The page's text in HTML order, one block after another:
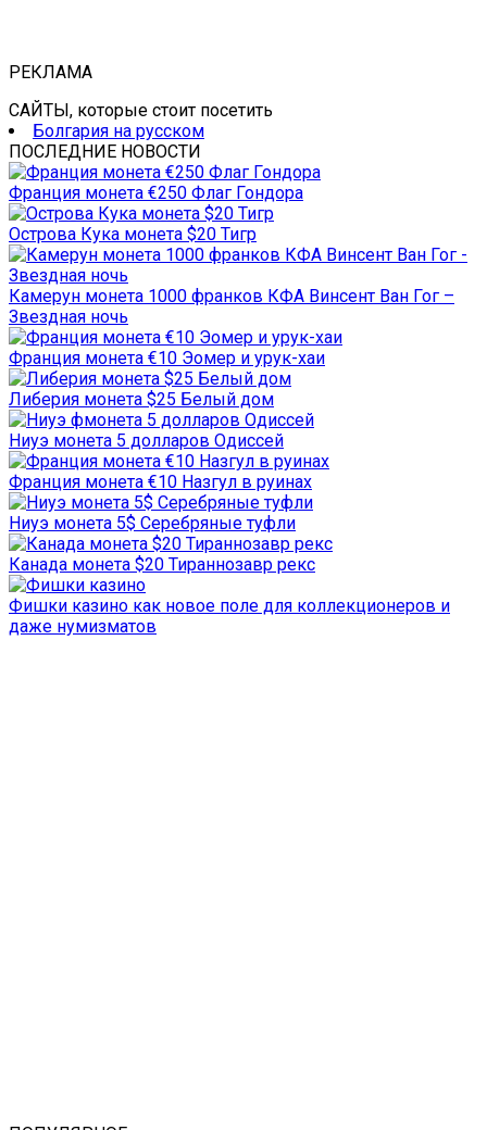
РЕКЛАМА
САЙТЫ, которые стоит посетить
Болгария на русском
ПОСЛЕДНИЕ НОВОСТИ
Франция монета €250 Флаг Гондора
Острова Кука монета $20 Тигр
Камерун монета 1000 франков КФА Винсент Ван Гог –
Звездная ночь
Франция монета €10 Эомер и урук-хаи
Либерия монета $25 Белый дом
Ниуэ монета 5 долларов Одиссей
Франция монета €10 Назгул в руинах
Ниуэ монета 5$ Серебряные туфли
Канада монета $20 Тираннозавр рекс
Фишки казино как новое поле для коллекционеров и
даже нумизматов